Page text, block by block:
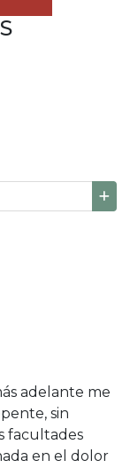
adelante me
sin
facultades
en el dolor